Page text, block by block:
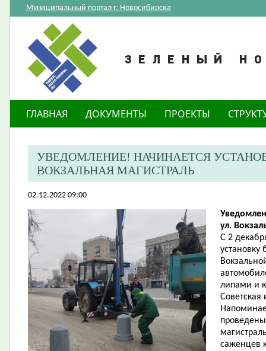
Муниципальный портал г. Новосибирска
ГЛАВНАЯ ДОКУМЕНТЫ ПРОЕКТЫ
​УВЕДОМЛЕНИЕ! НАЧИНАЕТСЯ
ВОКЗАЛЬНАЯ МАГИСТРАЛЬ
02.12.2022 09:00
ул.
С 2
установку
липами и
Советская
проведены
саженцев